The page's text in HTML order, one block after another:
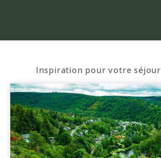
Inspiration pour votre séjour